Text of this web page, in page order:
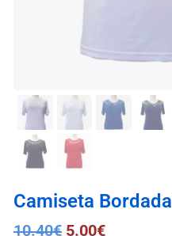
Camiseta
10.40€ 5.00€